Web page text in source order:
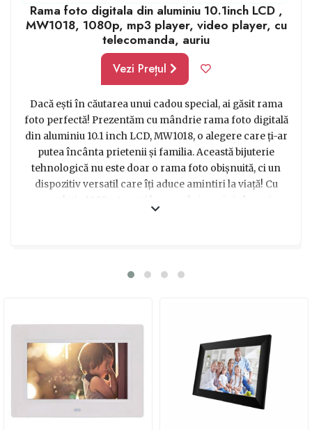
Rama foto digitala din aluminiu 10.1inch LCD ,
MW1018, 1080p, mp3 player, video player, cu
telecomanda, auriu
Vezi Prețul
Dacă ești în căutarea unui cadou special, ai găsit rama
foto perfectă! Prezentăm cu mândrie rama foto digitală
din aluminiu 10.1 inch LCD, MW1018, o alegere care ți-ar
putea încânta prietenii și familia. Această bijuterie
tehnologică nu este doar o rama foto obișnuită, ci un
dispozitiv versatil care îți aduce amintiri la viață! Cu
rezoluție 1080p, te poți bucura de imagini clare și
telecomanda inclusă, poți controla totul de la distanță,
un plus de stil și se potrivește perfect în orice încăpere.
Așa că, dacă vrei să dăruiești emoții și amintiri, această
rama foto digitală este alegerea ideală pentru tine! Vei
aduce zâmbete pe fețele celor dragi, iar amintirile vor fi
mereu la îndemână. Fă cadouri cu adevărat memorabile,